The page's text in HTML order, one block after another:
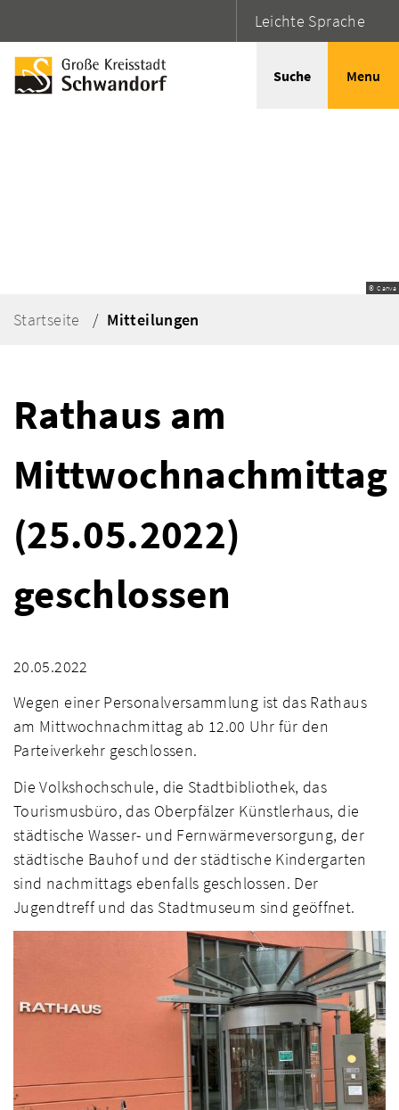
Leichte Sprache
Suche Menu
© Canva
Startseite Mitteilungen
Rathaus am
Mittwochnachmittag
(25.05.2022)
geschlossen
20.05.2022
Wegen einer Personalversammlung ist das Rathaus
am Mittwochnachmittag ab 12.00 Uhr für den
Parteiverkehr geschlossen.
Die Volkshochschule, die Stadtbibliothek, das
Tourismusbüro, das Oberpfälzer Künstlerhaus, die
städtische Wasser- und Fernwärmeversorgung, der
städtische Bauhof und der städtische Kindergarten
sind nachmittags ebenfalls geschlossen. Der
Jugendtreff und das Stadtmuseum sind geöffnet.